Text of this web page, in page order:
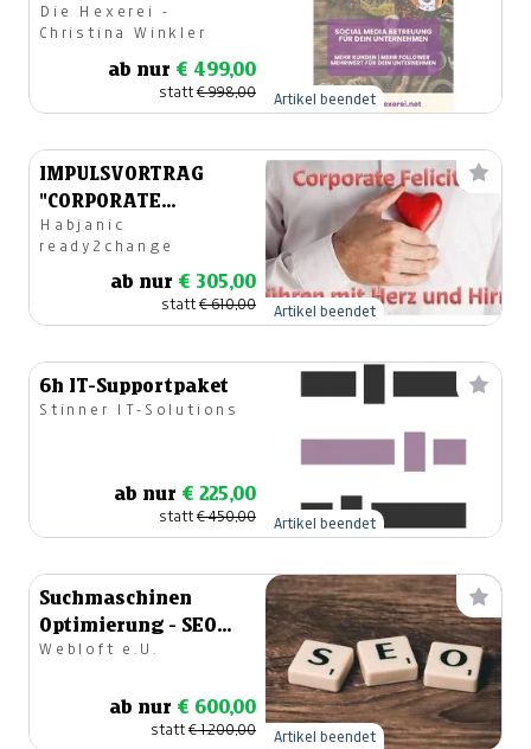
Unternehmen - Paket
MAGIC medium
Die Hexerei -
Christina Winkler
ab nur € 499,00
statt€ 998,00 Artikel beendet
IMPULSVORTRAG
"CORPORATE
FELICITY"
Habjanic
ready2change
ab nur € 305,00
statt€ 610,00 Artikel beendet
6h IT-Supportpaket
Stinner IT-Solutions
ab nur € 225,00
statt€ 450,00 Artikel beendet
Suchmaschinen
Optimierung - SEO
Starter Paket
Webloft e.U.
ab nur € 600,00
statt€ 1.200,00 Artikel beendet